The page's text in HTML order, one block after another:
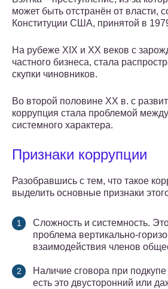
может быть отстранён от власти,
Конституции США, принятой в
На рубеже XIX и XX веков с
частного бизнеса, стала
скупки чиновников.
Во второй половине XX в. с
коррупция стала проблемой
системного характера.
Признаки коррупции
Разобравшись с тем, что такое
выделить основные признаки
Сложность и системность.
проблема вертикально-
взаимодействия членов
Наличие сговора при
есть это двусторонний или